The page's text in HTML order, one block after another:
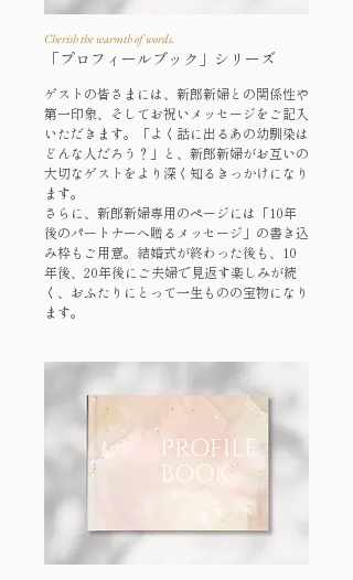
Cherish the warmth of words.
「プロフィールブック」シリーズ
ゲストの皆さまには、新郎新婦との関係性や
第一印象、そしてお祝いメッセージをご記入
いただきます。「よく話に出るあの幼馴染は
どんな人だろう？」と、新郎新婦がお互いの
大切なゲストをより深く知るきっかけになり
ます。
さらに、新郎新婦専用のページには「10年
後のパートナーへ贈るメッセージ」の書き込
み枠もご用意。結婚式が終わった後も、10
年後、20年後にご夫婦で見返す楽しみが続
く、おふたりにとって一生ものの宝物になり
ます。